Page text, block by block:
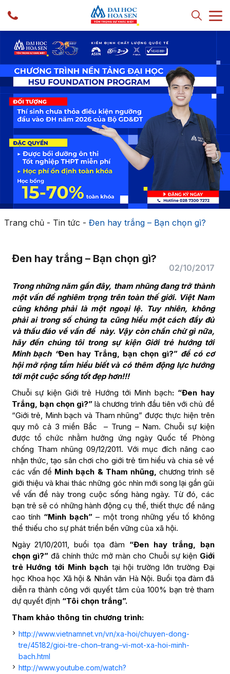
Trang chủ- Tin tức - Đen hay trắng – Bạn chọn gì?
Đen hay trắng – Bạn chọn gì?
02/10/2017
Trong những năm gần đây, tham nhũng đang trở thành
một vấn đề nghiêm trọng trên toàn thế giới. Việt Nam
cũng không phải là một ngoại lệ. Tuy nhiên, không
phải ai trong số chúng ta cũng hiểu một cách đầy đủ
và thấu đáo về vấn đề này. Vậy còn chần chừ gì nữa,
hãy đến chúng tôi trong sự kiện Giới trẻ hướng tới
Minh bạch “Đen hay Trắng, bạn chọn gì?” để có cơ
hội mở rộng tầm hiểu biết và có thêm động lực hướng
tới một cuộc sống tốt đẹp hơn!!!
Chuỗi sự kiện Giới trẻ Hướng tới Minh bạch: “Đen hay
Trắng, bạn chọn gì?”là chương trình đầu tiên với chủ đề
“Giới trẻ, Minh bạch và Tham nhũng” được thực hiện trên
quy mô cả 3 miền Bắc – Trung – Nam. Chuỗi sự kiện
được tổ chức nhằm hưởng ứng ngày Quốc tế Phòng
chống Tham nhũng 09/12/2011. Với mục đích nâng cao
nhận thức, tạo sân chơi cho giới trẻ tìm hiểu và chia sẻ về
các vấn đề Minh bạch & Tham nhũng,chương trình sẽ
giới thiệu và khai thác những góc nhìn mới song lại gần gũi
về vấn đề này trong cuộc sống hàng ngày. Từ đó, các
bạn trẻ sẽ có những hành động cụ thể, thiết thực để nâng
cao tính “Minh bạch” – một trong những yếu tố không
thể thiếu cho sự phát triển bền vững của xã hội.
Ngày 21/10/2011, buổi tọa đàm “Đen hay trắng, bạn
chọn gì?” đã chính thức mở màn cho Chuỗi sự kiện Giới
trẻ Hướng tới Minh bạch tại hội trường lớn trường Đại
học Khoa học Xã hội & Nhân văn Hà Nội. Buổi tọa đàm đã
diễn ra thành công với quyết tâm của 100% bạn trẻ tham
dự quyết định “Tôi chọn trắng”.
Tham khảo thông tin chương trình:
http://www.vietnamnet.vn/vn/xa-hoi/chuyen-dong-
tre/45182/gioi-tre-chon–trang–vi-mot-xa-hoi-minh-
bach.html
http://www.youtube.com/watch?